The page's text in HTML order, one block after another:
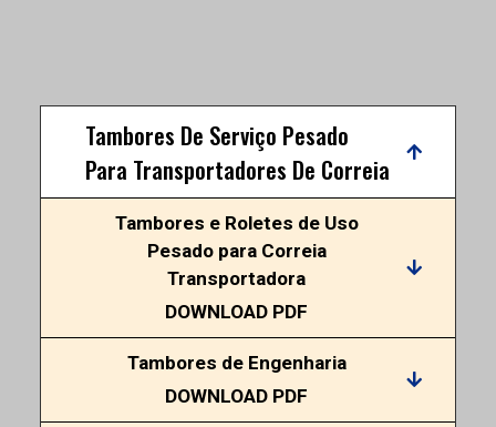
Tambores De Serviço Pesado
Para Transportadores De Correia
Tambores e Roletes de Uso
Pesado para Correia
Transportadora
DOWNLOAD PDF
Tambores de Engenharia
DOWNLOAD PDF